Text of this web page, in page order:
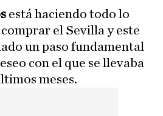
está haciendo todo lo
el Sevilla y este
un paso fundamental
con el que se llevaba
meses.